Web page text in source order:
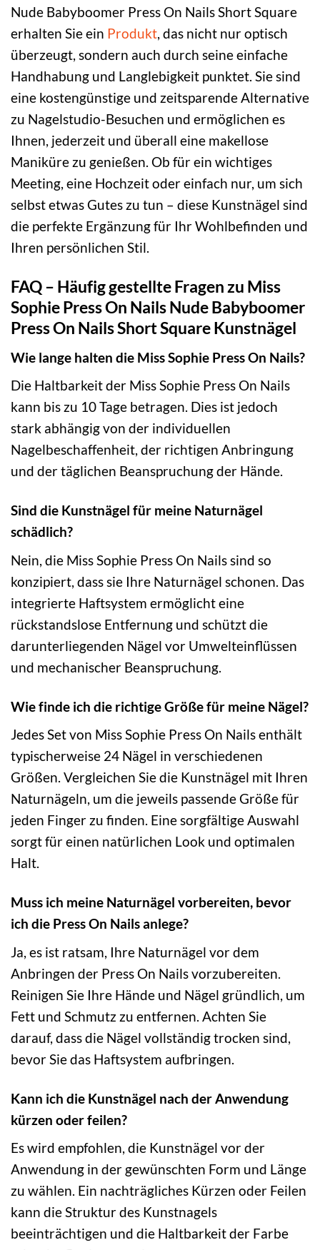
Nude Babyboomer Press On Nails Short Square
erhalten Sie ein Produkt, das nicht nur optisch
überzeugt, sondern auch durch seine einfache
Handhabung und Langlebigkeit punktet. Sie sind
eine kostengünstige und zeitsparende Alternative
zu Nagelstudio-Besuchen und ermöglichen es
Ihnen, jederzeit und überall eine makellose
Maniküre zu genießen. Ob für ein wichtiges
Meeting, eine Hochzeit oder einfach nur, um sich
selbst etwas Gutes zu tun – diese Kunstnägel sind
die perfekte Ergänzung für Ihr Wohlbefinden und
Ihren persönlichen Stil.
FAQ – Häufig gestellte Fragen zu Miss
Sophie Press On Nails Nude Babyboomer
Press On Nails Short Square Kunstnägel
Wie lange halten die Miss Sophie Press On Nails?
Die Haltbarkeit der Miss Sophie Press On Nails
kann bis zu 10 Tage betragen. Dies ist jedoch
stark abhängig von der individuellen
Nagelbeschaffenheit, der richtigen Anbringung
und der täglichen Beanspruchung der Hände.
Sind die Kunstnägel für meine Naturnägel
schädlich?
Nein, die Miss Sophie Press On Nails sind so
konzipiert, dass sie Ihre Naturnägel schonen. Das
integrierte Haftsystem ermöglicht eine
rückstandslose Entfernung und schützt die
darunterliegenden Nägel vor Umwelteinflüssen
und mechanischer Beanspruchung.
Wie finde ich die richtige Größe für meine Nägel?
Jedes Set von Miss Sophie Press On Nails enthält
typischerweise 24 Nägel in verschiedenen
Größen. Vergleichen Sie die Kunstnägel mit Ihren
Naturnägeln, um die jeweils passende Größe für
jeden Finger zu finden. Eine sorgfältige Auswahl
sorgt für einen natürlichen Look und optimalen
Halt.
Muss ich meine Naturnägel vorbereiten, bevor
ich die Press On Nails anlege?
Ja, es ist ratsam, Ihre Naturnägel vor dem
Anbringen der Press On Nails vorzubereiten.
Reinigen Sie Ihre Hände und Nägel gründlich, um
Fett und Schmutz zu entfernen. Achten Sie
darauf, dass die Nägel vollständig trocken sind,
bevor Sie das Haftsystem aufbringen.
Kann ich die Kunstnägel nach der Anwendung
kürzen oder feilen?
Es wird empfohlen, die Kunstnägel vor der
Anwendung in der gewünschten Form und Länge
zu wählen. Ein nachträgliches Kürzen oder Feilen
kann die Struktur des Kunstnagels
beeinträchtigen und die Haltbarkeit der Farbe